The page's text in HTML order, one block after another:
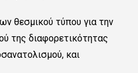
θεσμικού τύπου για την
της διαφορετικότητας
και